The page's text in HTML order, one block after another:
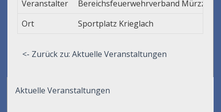
Veranstalter
Bereichsfeuerwehrverband
Ort
Sportplatz Krieglach
<- Zurück zu: Aktuelle Veranstaltungen
Aktuelle Veranstaltungen